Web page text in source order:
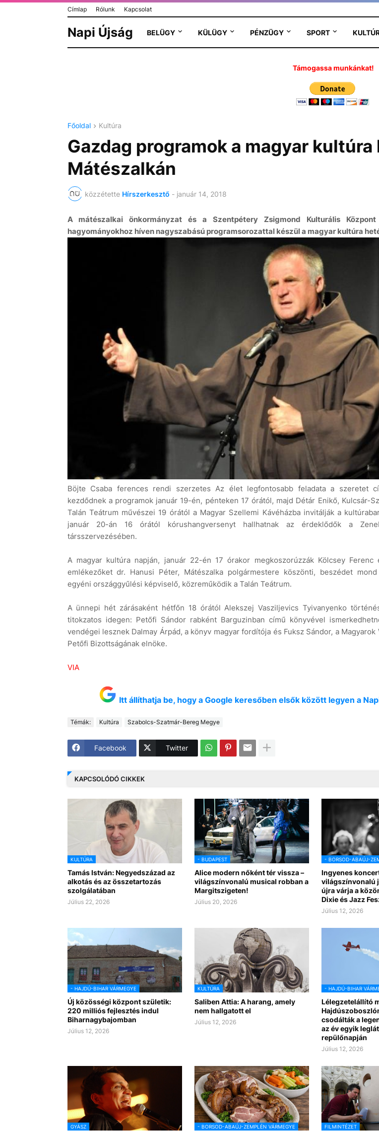
Címlap Rólunk Kapcsolat
Napi Újság BELÜGY KÜLÜGY PÉNZÜGY SPORT
Támogassa munkánkat!
Főoldal Kultúra
Gazdag programok a magyar kultúra
Mátészalkán
közzétette Hírszerkesztő - január 14, 2018
A mátészalkai önkormányzat és a Szentpétery Zsigmond Kulturális
hagyományokhoz híven nagyszabású programsorozattal készül a magyar kultúra
Böjte Csaba ferences rendi szerzetes Az élet legfontosabb feladata a szeretet
kezdődnek a programok január 19-én, pénteken 17 órától, majd Détár Enikő, Kulcsár-
Talán Teátrum művészei 19 órától a Magyar Szellemi Kávéházba invitálják a
január 20-án 16 órától kórushangversenyt hallhatnak az érdeklődők a
társszervezésében.
A magyar kultúra napján, január 22-én 17 órakor megkoszorúzzák Kölcsey Ferenc
emlékezőket dr. Hanusi Péter, Mátészalka polgármestere köszönti, beszédet
egyéni országgyűlési képviselő, közreműködik a Talán Teátrum.
A ünnepi hét zárásaként hétfőn 18 órától Alekszej ­Vasziljevics Tyivanyenko
titokzatos idegen: Petőfi Sándor rabként Barguzinban című könyvével
vendégei lesznek Dalmay Árpád, a könyv magyar fordítója és Fuksz Sándor, a
Petőfi Bizottságának elnöke.
VIA
Itt állíthatja be, hogy a Google keresőben elsők között legyen a
Témák: Kultúra Szabolcs-Szatmár-Bereg Megye
Facebook Twitter
KAPCSOLÓDÓ CIKKEK
KULTÚRA
Tamás István: Negyedszázad az
alkotás és az összetartozás
szolgálatában
Július 22, 2026
- BUDAPEST
Alice modern nőként tér vissza –
világszínvonalú musical robban a
Margitszigeten!
Július 20, 2026
- BORSOD-ABAÚJ-
Ingyenes
világszínvonalú
újra várja a
Dixie és Jazz
Július 12, 2026
- HAJDÚ-BIHAR VÁRMEGYE
Új közösségi központ születik:
220 milliós fejlesztés indul
Biharnagybajomban
Július 12, 2026
KULTÚRA
Saliben Attia: A harang, amely
nem hallgatott el
Július 12, 2026
- HAJDÚ-BIHAR
Lélegzetelállító
csodálták a
az év egyik
repülőnapján
Július 12, 2026
GYÁSZ - BORSOD-ABAÚJ-ZEMPLÉN VÁRMEGYE FILMINTÉZET